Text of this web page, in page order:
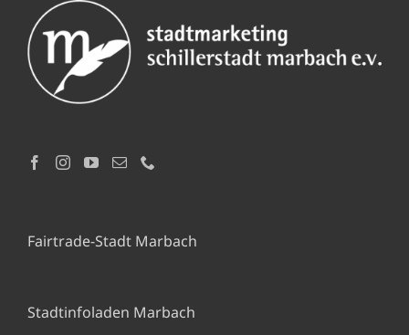
Fairtrade-Stadt Marbach
Stadtinfoladen Marbach